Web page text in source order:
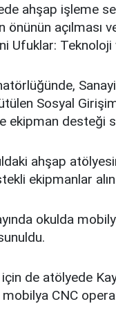
ahşap işleme
açılması
Ufuklar:
Sosyal
ekipman desteği
ahşap
ekipmanlar
okulda
de atölyede
CNC